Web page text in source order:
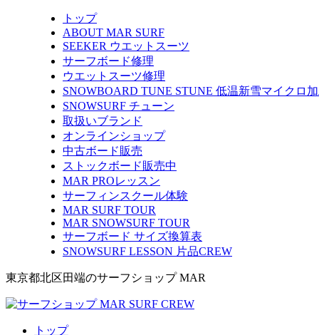
トップ
ABOUT MAR SURF
SEEKER ウエットスーツ
サーフボード修理
ウエットスーツ修理
SNOWBOARD TUNE STUNE 低温新雪マイクロ
SNOWSURF チューン
取扱いブランド
オンラインショップ
中古ボード販売
ストックボード販売中
MAR PROレッスン
サーフィンスクール体験
MAR SURF TOUR
MAR SNOWSURF TOUR
サーフボード サイズ換算表
SNOWSURF LESSON 片品CREW
東京都北区田端のサーフショップ MAR
トップ